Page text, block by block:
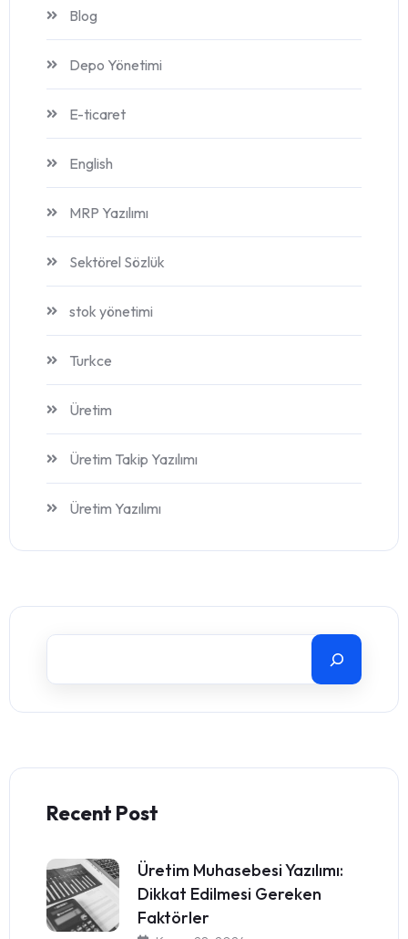
Blog
Depo Yönetimi
E-ticaret
English
MRP Yazılımı
Sektörel Sözlük
stok yönetimi
Turkce
Üretim
Üretim Takip Yazılımı
Üretim Yazılımı
Recent Post
Üretim Muhasebesi Yazılımı:
Dikkat Edilmesi Gereken
Faktörler